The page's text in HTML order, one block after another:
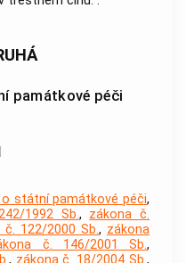
památkové péči
o státní památkové péči,
1992 Sb., zákona č.
č. 122/2000 Sb., zákona
č. 146/2001 Sb.,
, zákona č. 18/2004 Sb.,